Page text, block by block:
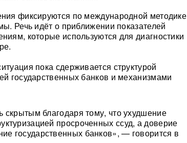
фиксируются по международной методике
Речь идёт о приближении показателей
которые используются для диагностики
пока сдерживается структурой
государственных банков и механизмами
скрытым благодаря тому, что ухудшение
просроченных ссуд, а доверие
государственных банков», — говорится в